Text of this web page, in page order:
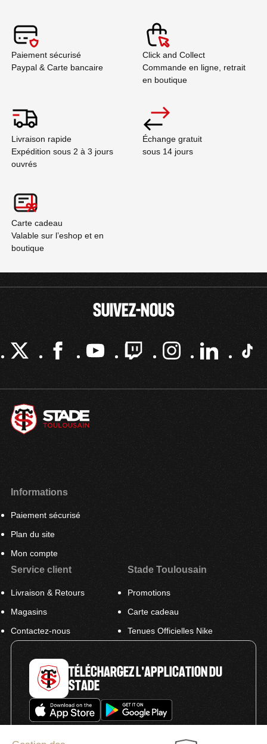
Paiement sécurisé
Paypal & Carte bancaire
Click and Collect
Commande en ligne, retrait
en boutique
Livraison rapide
Expédition sous 2 à 3 jours
ouvrés
Échange gratuit
sous 14 jours
Carte cadeau
Valable sur l’eshop et en
boutique
SUIVEZ-NOUS
Informations
Paiement sécurisé
Plan du site
Mon compte
Service client
Livraison & Retours
Magasins
Contactez-nous
Stade Toulousain
Promotions
Carte cadeau
Tenues Officielles Nike
TÉLÉCHARGEZ L'APPLICATION DU
STADE